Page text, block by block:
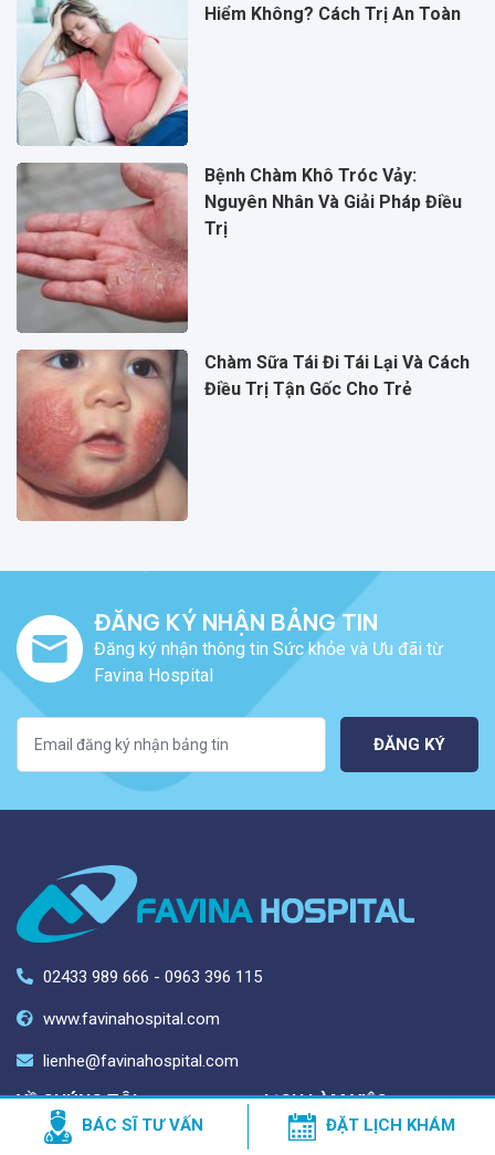
Hiểm Không? Cách Trị An Toàn
Bệnh Chàm Khô Tróc Vảy:
Nguyên Nhân Và Giải Pháp Điều
Trị
Chàm Sữa Tái Đi Tái Lại Và Cách
Điều Trị Tận Gốc Cho Trẻ
ĐĂNG KÝ NHẬN BẢNG TIN
Đăng ký nhận thông tin Sức khỏe và Ưu đãi từ
Favina Hospital
ĐĂNG KÝ
02433 989 666 - 0963 396 115
www.favinahospital.com
lienhe@favinahospital.com
VỀ CHÚNG TÔI LỊCH LÀM VIỆC
Thời gian hoạt động: Thứ 2 -
BÁC SĨ TƯ VẤN ĐẶT LỊCH KHÁM